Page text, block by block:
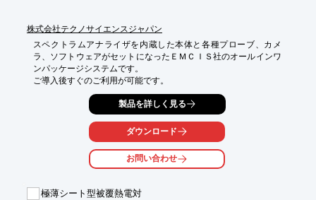
株式会社テクノサイエンスジャパン
スペクトラムアナライザを内蔵した本体と各種プローブ、カメ
ラ、ソフトウェアがセットになったＥＭＣＩＳ社のオールインワ
ンパッケージシステムです。
ご導入後すぐのご利用が可能です。
製品を詳しく見る
ダウンロード
お問い合わせ
極薄シート型被覆熱電対